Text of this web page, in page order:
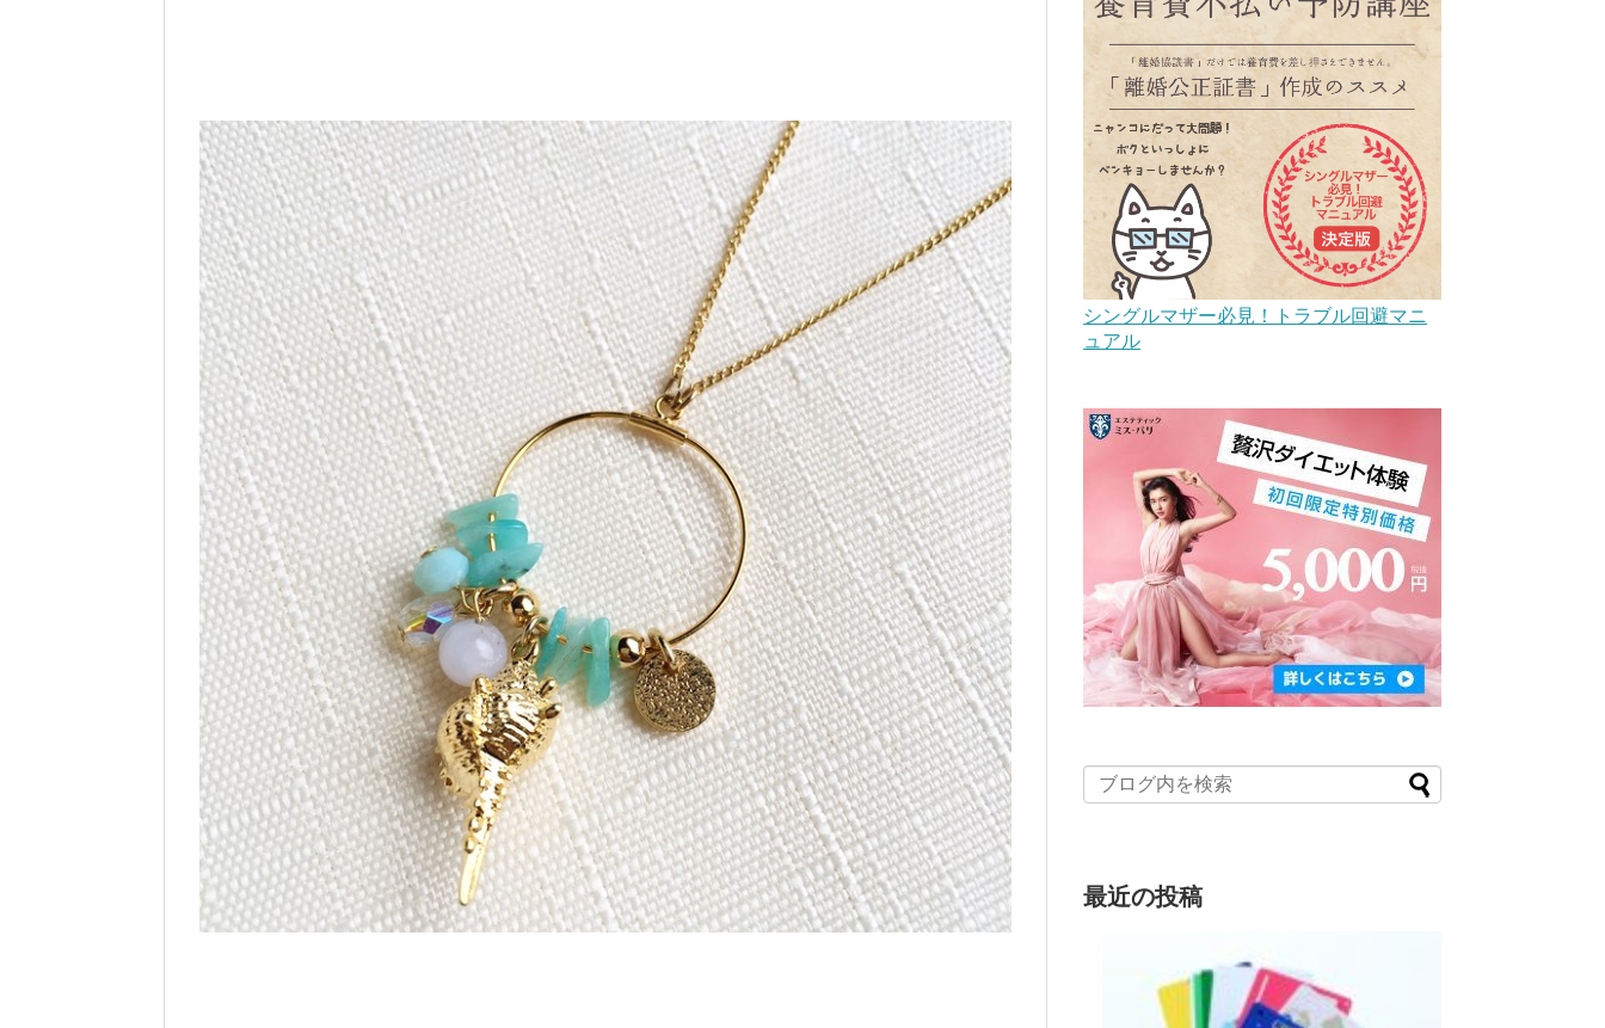
シングルマザー必見！トラブル回避マニ
ュアル
最近の投稿